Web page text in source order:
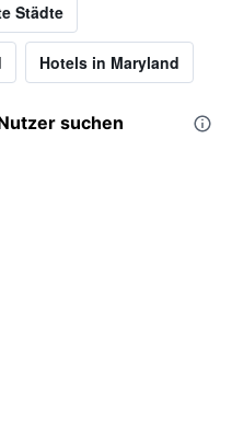
Städte
Hotels in Maryland
suchen